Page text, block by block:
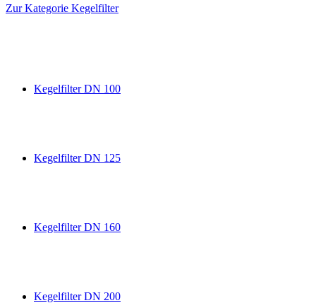
Zur Kategorie Kegelfilter
Kegelfilter DN 100
Kegelfilter DN 125
Kegelfilter DN 160
Kegelfilter DN 200